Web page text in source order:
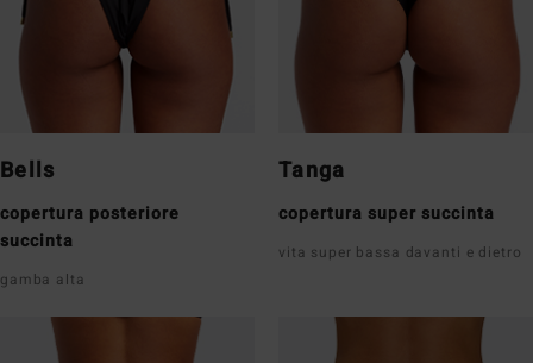
Bells
copertura posteriore
succinta
gamba alta
Tanga
copertura super succinta
vita super bassa davanti e dietro